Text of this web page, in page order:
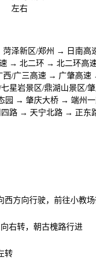
左右
泽新区/郑州 → 日南高
→ 北二环 → 北二环高
西/广三高速 → 广肇高速
星岩景区/鼎湖山景区/
园 → 肇庆大桥 → 端州
路 → 天宁北路 → 正东
西方向行驶，前往小教
右转，朝古槐路行进
转